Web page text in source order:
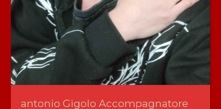
antonio Gigolo Accompagnatore